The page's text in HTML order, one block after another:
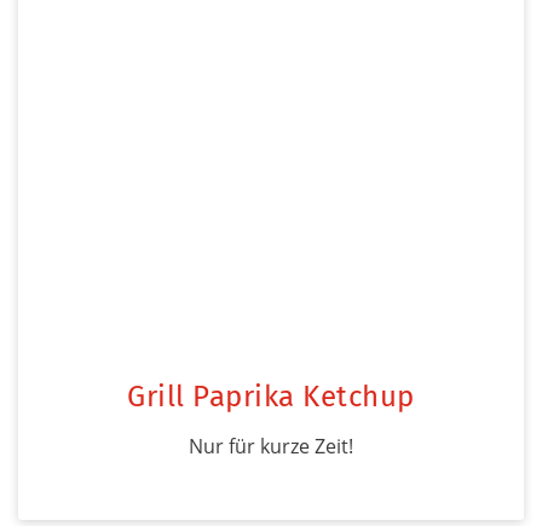
Grill Paprika Ketchup
Nur für kurze Zeit!